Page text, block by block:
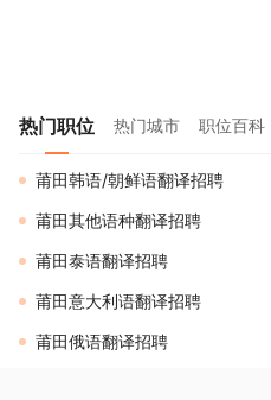
热门职位 热门城市 职位百科
莆田韩语/朝鲜语翻译招聘
莆田其他语种翻译招聘
莆田泰语翻译招聘
莆田意大利语翻译招聘
莆田俄语翻译招聘